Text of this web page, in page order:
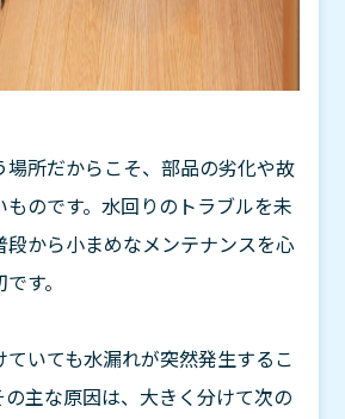
場所だからこそ、部品の劣化や故
のです。水回りのトラブルを未
段から小まめなメンテナンスを心
す。
ていても水漏れが突然発生するこ
の主な原因は、大きく分けて次の